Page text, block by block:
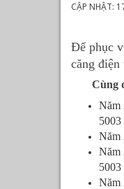
CẬP NHẬT:
Để phục
căng điện
Cùng
Năm
5003
Năm
Năm
5003
Năm